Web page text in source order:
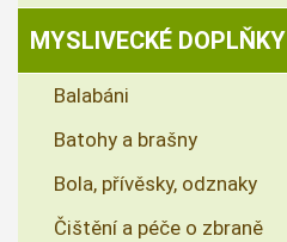
MYSLIVECKÉ DOPLŇKY
Balabáni
Batohy a brašny
Bola, přívěsky, odznaky
Čištění a péče o zbraně